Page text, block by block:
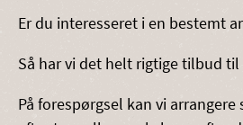
Er du interesseret i en bestemt
Så har vi det helt rigtige tilbud til
På forespørgsel kan vi